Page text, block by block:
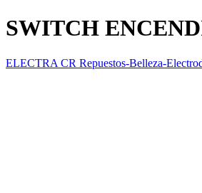
SWITCH
ELECTRA CR Repuestos-Belleza-